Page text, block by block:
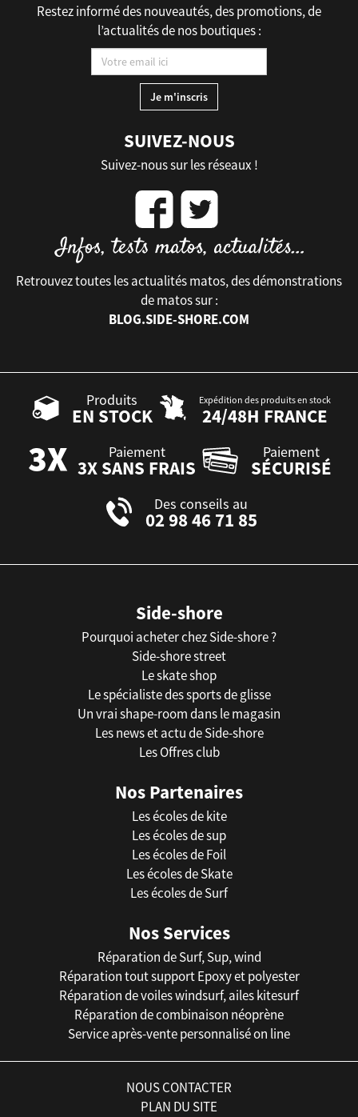
Restez informé des nouveautés, des promotions, de
l’actualités de nos boutiques :
SUIVEZ-NOUS
Suivez-nous sur les réseaux !
Retrouvez toutes les actualités matos, des démonstrations
de matos sur :
BLOG.SIDE-SHORE.COM
Produits
EN STOCK
Expédition des produits en stock
24/48H FRANCE
Paiement
3X SANS FRAIS
Paiement
SÉCURISÉ
Des conseils au
02 98 46 71 85
Side-shore
Pourquoi acheter chez Side-shore ?
Side-shore street
Le skate shop
Le spécialiste des sports de glisse
Un vrai shape-room dans le magasin
Les news et actu de Side-shore
Les Offres club
Nos Partenaires
Les écoles de kite
Les écoles de sup
Les écoles de Foil
Les écoles de Skate
Les écoles de Surf
Nos Services
Réparation de Surf, Sup, wind
Réparation tout support Epoxy et polyester
Réparation de voiles windsurf, ailes kitesurf
Réparation de combinaison néoprène
Service après-vente personnalisé on line
NOUS CONTACTER
PLAN DU SITE